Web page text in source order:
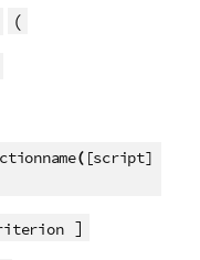
(
( [script]
]